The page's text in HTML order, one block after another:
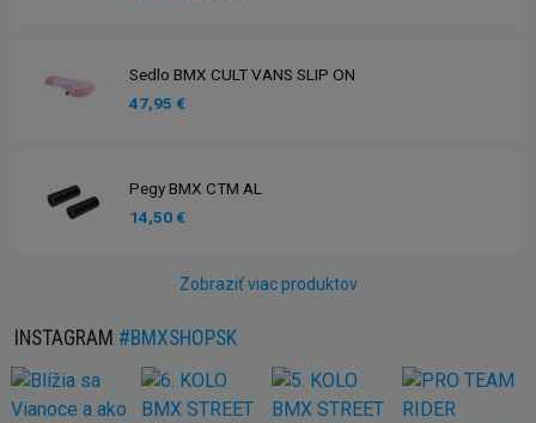
Sedlo BMX CULT VANS SLIP ON
47,95 €
Pegy BMX CTM AL
14,50 €
Zobraziť viac produktov
INSTAGRAM #BMXSHOPSK